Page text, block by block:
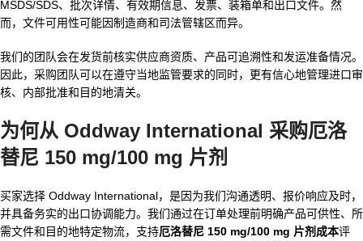
MSDS/SDS、批次详情、有效期信息、发票、装箱单和出口文件。然
而，文件可用性可能因制造商和司法管辖区而异。
我们的团队会在发货前核实供应商资质、产品可追溯性和发运准备情况。
因此，采购团队可以在遵守当地监管要求的同时，更有信心地管理进口审
核、内部批准和目的地清关。
为何从 Oddway International 采购厄洛
替尼 150 mg/100 mg 片剂
买家选择 Oddway International，是因为我们沟通透明、报价响应及时，
并具备务实的出口协调能力。我们通过在订单处理前明确产品可供性、所
需文件和目的地特定物流，支持厄洛替尼 150 mg/100 mg 片剂成本评